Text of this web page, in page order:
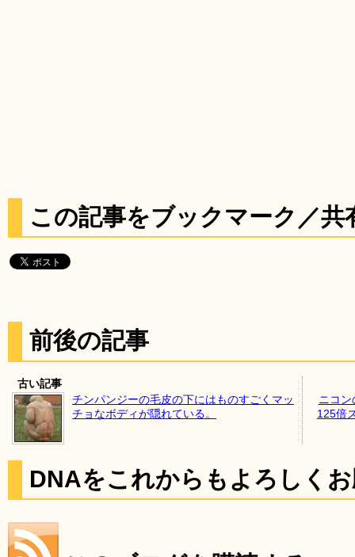
この記事をブックマーク／共
前後の記事
古い記事
チンパンジーの毛皮の下にはものすごくマッ
チョなボディが隠れている。
ニコ
125倍
DNAをこれからもよろしく